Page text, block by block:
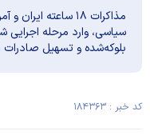
مذاکرات ۱۸ ساعته
سیاسی، وارد مرحله اجرایی
بلوکه‌شده و تسهیل صادرات
کد خبر : ۱۸۴۳۶۳